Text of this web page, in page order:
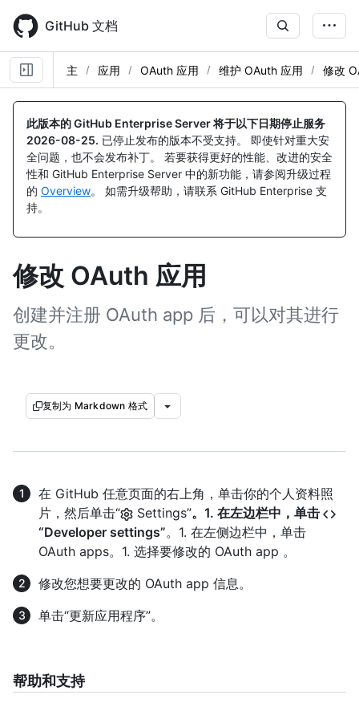
main
content
GitHub 文档
主 应用 OAuth 应用 维护 OAuth 应用 修改
此版本的 GitHub Enterprise Server 将于以下日期停止服务
2026-08-25. 已停止发布的版本不受支持。 即使针对重大安
全问题，也不会发布补丁。 若要获得更好的性能、改进的安全
性和 GitHub Enterprise Server 中的新功能，请参阅升级过程
的 Overview。 如需升级帮助，请联系 GitHub Enterprise 支
持。
修改 OAuth 应用
创建并注册 OAuth app 后，可以对其进行
更改。
复制为 Markdown 格式
在 GitHub 任意页面的右上角，单击你的个人资料照
片，然后单击“
Settings”。1. 在左边栏中，单击
“Developer settings”。1. 在左侧边栏中，单击
OAuth apps。1. 选择要修改的 OAuth app 。
修改您想要更改的 OAuth app 信息。
单击“更新应用程序”。
帮助和支持